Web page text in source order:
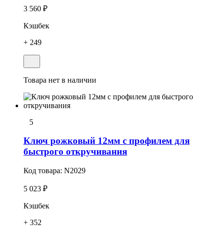
3 560 ₽
Кэшбек
+ 249
Товара нет в наличии
5
Ключ рожковый 12мм с профилем для
быстрого откручивания
Код товара: N2029
5 023 ₽
Кэшбек
+ 352